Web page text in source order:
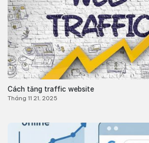
Cách tăng traffic website
Tháng 11 21, 2025